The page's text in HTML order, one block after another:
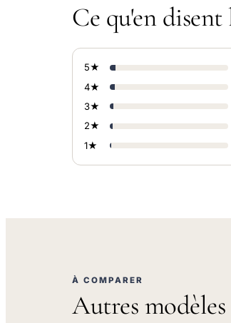
Ce qu'en
5★
4★
3★
2★
1★
À COMPARER
Autres